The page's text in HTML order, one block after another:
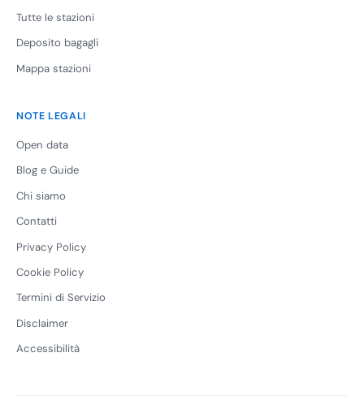
Tutte le stazioni
Deposito bagagli
Mappa stazioni
NOTE LEGALI
Open data
Blog e Guide
Chi siamo
Contatti
Privacy Policy
Cookie Policy
Termini di Servizio
Disclaimer
Accessibilità